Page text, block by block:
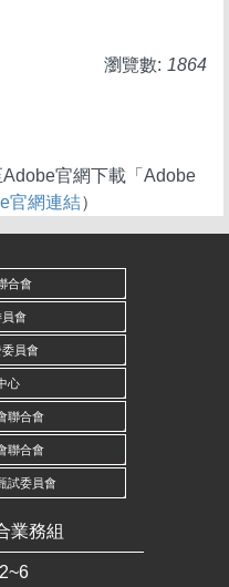
瀏覽數: 1864
官網下載「Adobe
官網連結）
合會
會
員會
心
聯合會
聯合會
試委員會
業務組